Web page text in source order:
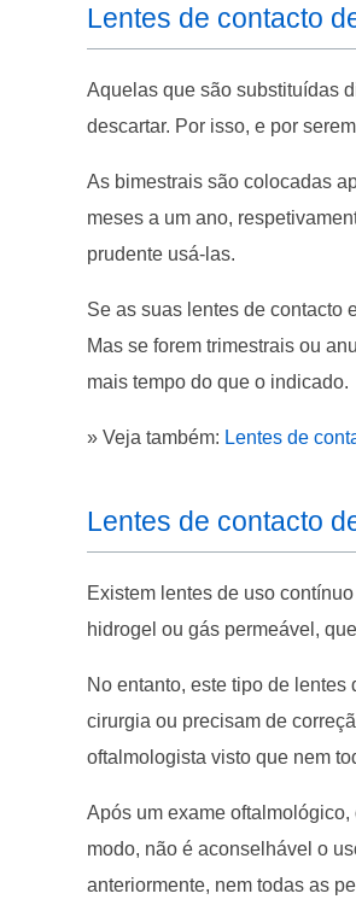
Lentes de contacto
Aquelas que são substituídas
descartar. Por isso, e por
As bimestrais são colocadas
meses a um ano,
prudente usá-las.
Se as suas lentes de contacto
Mas se forem trimestrais ou
mais tempo do que o indicado.
» Veja também: Lentes de
Lentes de contacto
Existem lentes de uso
hidrogel ou gás permeável,
No entanto, este tipo de
cirurgia ou precisam de
oftalmologista visto que nem
Após um exame
modo, não é aconselhável o
anteriormente, nem todas as